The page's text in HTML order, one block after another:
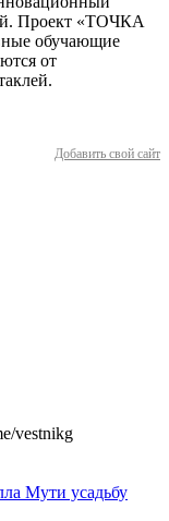
Проект «ТОЧКА
обучающие
от
Добавить свой сайт
vestnikg
Мути усадьбу